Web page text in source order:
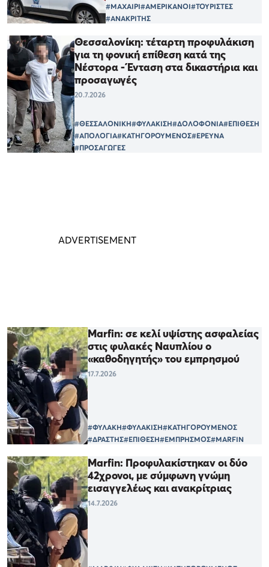
#ΜΑΧΑΙΡΙ#ΑΜΕΡΙΚΑΝΟΙ#ΤΟΥΡΙΣΤΕΣ
#ΑΝΑΚΡΙΤΗΣ
Θεσσαλονίκη: τέταρτη προφυλάκιση
για τη φονική επίθεση κατά της
Νέστορα - Ένταση στα δικαστήρια και
προσαγωγές
20.7.2026
#ΘΕΣΣΑΛΟΝΙΚΗ#ΦΥΛΑΚΙΣΗ#ΔΟΛΟΦΟΝΙΑ#ΕΠΙΘΕΣΗ
#ΑΠΟΛΟΓΙΑ#ΚΑΤΗΓΟΡΟΥΜΕΝΟΣ#ΕΡΕΥΝΑ
#ΠΡΟΣΑΓΩΓΕΣ
Marfin: σε κελί υψίστης ασφαλείας
στις φυλακές Ναυπλίου ο
«καθοδηγητής» του εμπρησμού
17.7.2026
#ΦΥΛΑΚΗ#ΦΥΛΑΚΙΣΗ#ΚΑΤΗΓΟΡΟΥΜΕΝΟΣ
#ΔΡΑΣΤΗΣ#ΕΠΙΘΕΣΗ#ΕΜΠΡΗΣΜΟΣ#MARFIN
Μarfin: Προφυλακίστηκαν οι δύο
42χρονοι, με σύμφωνη γνώμη
εισαγγελέως και ανακρίτριας
14.7.2026